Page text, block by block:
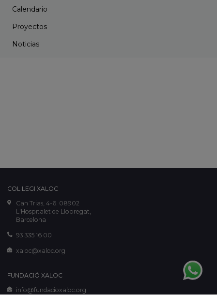
Calendario
Proyectos
Noticias
COL·LEGI XALOC
Can Trias, 4-6. 08902
L'Hospitalet de Llobregat,
Barcelona
93 335 16 00
xaloc@xaloc.org
FUNDACIÓ XALOC
info@fundacioxaloc.org